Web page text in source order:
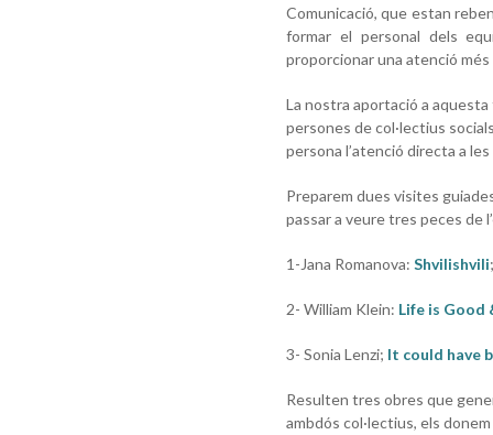
Comunicació, que estan
formar el personal dels
proporcionar una atenció
La nostra aportació a
persones de col·lectius
persona l’atenció directa a
Preparem dues visites
passar a veure tres peces de
1-Jana Romanova: Shvilishvili
2- William Klein: Life is Good
3- Sonia Lenzi; It could have
Resulten tres obres que
ambdós col·lectius, els